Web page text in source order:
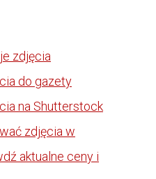
zdjęcia
do gazety
na Shutterstock
zdjęcia w
aktualne ceny i